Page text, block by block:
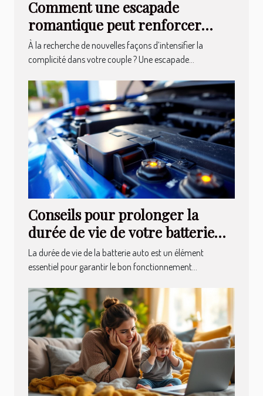
Comment une escapade
romantique peut renforcer
votre relation ?
À la recherche de nouvelles façons d’intensifier la
complicité dans votre couple ? Une escapade...
Conseils pour prolonger la
durée de vie de votre batterie
auto
La durée de vie de la batterie auto est un élément
essentiel pour garantir le bon fonctionnement...